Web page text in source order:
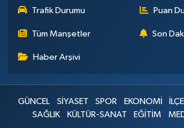
Trafik Durumu Puan
Tüm Manşetler Son
Haber Arşivi
GÜNCEL SİYASET SPOR EKONOMİ
SAĞLIK
KÜLTÜR-SANAT EĞİTİM